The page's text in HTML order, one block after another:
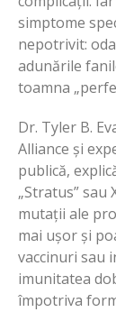
simptome
nepotrivit:
adunările
toamna
Dr. Tyler B.
Alliance și
publică,
„Stratus” sau
mutații ale
mai ușor și
vaccinuri sau
imunitatea
împotriva